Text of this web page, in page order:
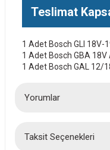
Teslimat
1 Adet Bosch GLI 18V-
1 Adet Bosch GBA 18V
1 Adet Bosch GAL 12/
Yorumlar
Taksit Seçenekleri